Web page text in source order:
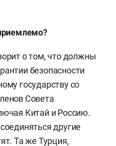
о том, что должны
безопасности
государству со
Совета
Китай и Россию.
другие
Та же Турция,